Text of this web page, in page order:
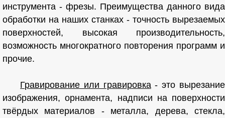
инструмента - фрезы. Преимущества данного вида
обработки на наших станках - точность вырезаемых
поверхностей, высокая производительность,
возможность многократного повторения программ и
прочие.
Гравирование или гравировка- это вырезание
изображения, орнамента, надписи на поверхности
твёрдых материалов - металла, дерева, стекла,